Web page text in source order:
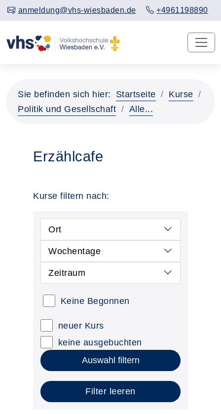
anmeldung@vhs-wiesbaden.de +4961198890
Sie befinden sich hier: Startseite
Kurse
Politik und Gesellschaft
Alle...
Erzählcafe
Kurse filtern nach:
Ort
Wochentage
Zeitraum
Keine Begonnen
neuer Kurs
keine ausgebuchten
Auswahl filtern
Filter leeren